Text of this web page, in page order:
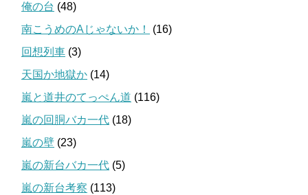
俺の台 (48)
南こうめのAじゃないか！
(16)
回想列車 (3)
天国か地獄か (14)
嵐と道井のてっぺん道 (116)
嵐の回胴バカ一代 (18)
嵐の壁 (23)
嵐の新台バカ一代 (5)
嵐の新台考察 (113)